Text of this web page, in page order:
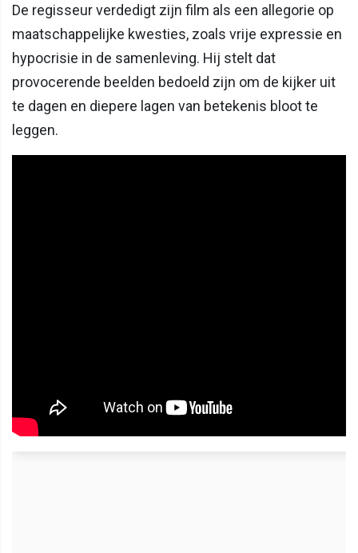
De regisseur verdedigt zijn film als een allegorie op
maatschappelijke kwesties, zoals vrije expressie en
hypocrisie in de samenleving. Hij stelt dat
provocerende beelden bedoeld zijn om de kijker uit
te dagen en diepere lagen van betekenis bloot te
leggen.